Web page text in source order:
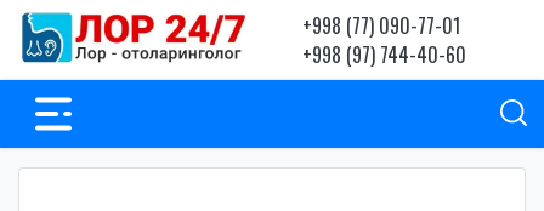
+998 (77) 090-77-01
+998 (97) 744-40-60